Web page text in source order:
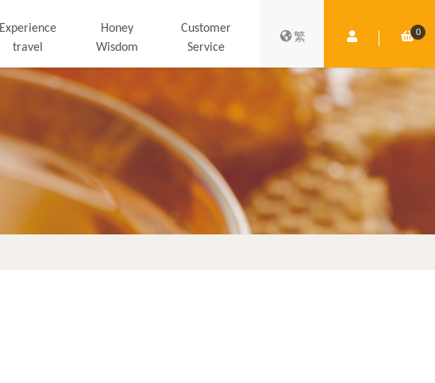
Experience
travel
Honey
Wisdom
Customer
Service
繁 Member Centre
0